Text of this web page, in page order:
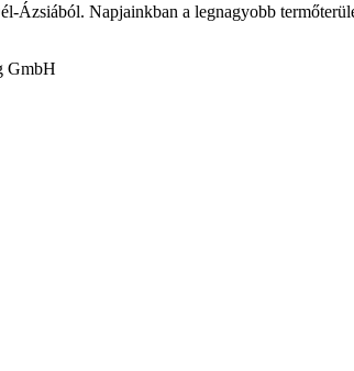
Napjainkban a legnagyobb
GmbH